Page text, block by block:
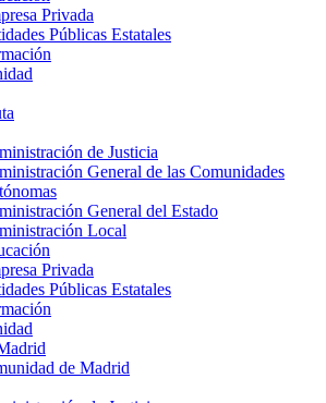
Privada
Públicas Estatales
de Justicia
General de las Comunidades
General del Estado
Local
Privada
Públicas Estatales
de Madrid